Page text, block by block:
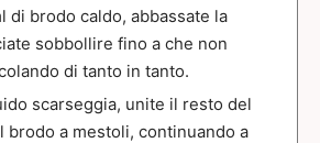
di brodo caldo, abbassate la
sobbollire fino a che non
di tanto in tanto.
scarseggia, unite il resto del
brodo a mestoli, continuando a